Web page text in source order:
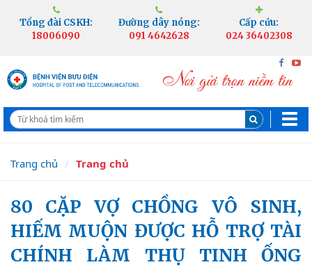
Tổng đài CSKH:
18006090
Đường dây nóng:
091 4642628
Cấp cứu:
024 36402308
Trang chủ Trang chủ
80 CẶP VỢ CHỒNG VÔ SINH,
HIẾM MUỘN ĐƯỢC HỖ TRỢ TÀI
CHÍNH LÀM THỤ TINH ỐNG